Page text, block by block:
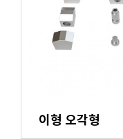
이형 오각형